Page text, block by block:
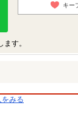
キー
す。
みる